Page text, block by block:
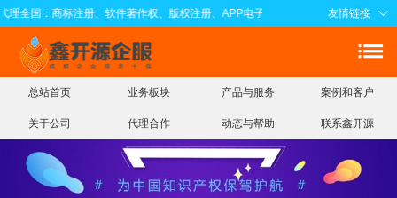
全国：商标注册、软件著作权、版权注册、APP电子版权、知识产权实缴注册资本
友情链接
总站首页 业务板块 产品与服务 案例和客户
关于公司 代理合作 动态与帮助 联系鑫开源